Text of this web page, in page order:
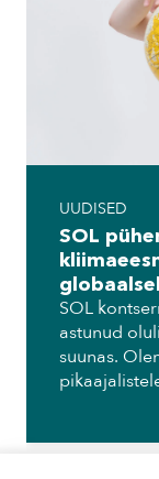
UUDISED
SOL
SOL
astunud
suunas.